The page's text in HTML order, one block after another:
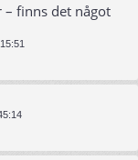
– finns det något